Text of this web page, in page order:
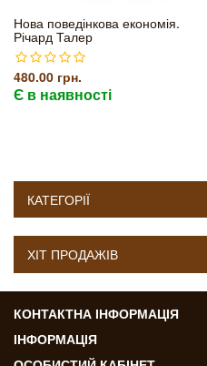
Нова поведінкова економія.
Річард Талер
480.00 грн.
Є в наявності
КАТЕГОРІЇ
ХІТ ПРОДАЖІВ
КОНТАКТНА ІНФОРМАЦІЯ
ІНФОРМАЦІЯ